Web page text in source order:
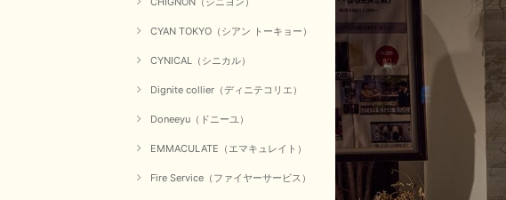
CYAN TOKYO（シアン トーキョー）
CYNICAL（シニカル）
Dignite collier（ディニテコリエ）
Doneeyu（ドニーユ）
EMMACULATE（エマキュレイト）
Fire Service（ファイヤーサービス）